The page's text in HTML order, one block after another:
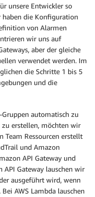
unsere Entwickler so
die Konfiguration
von Alarmen
wir uns auf
aber der gleiche
verwendet werden. Im
die Schritte 1 bis 5
und die
automatisch zu
erstellen, möchten wir
Team Ressourcen erstellt
und Amazon
API Gateway und
API Gateway lauschen wir
ausgeführt wird, wenn
AWS Lambda lauschen